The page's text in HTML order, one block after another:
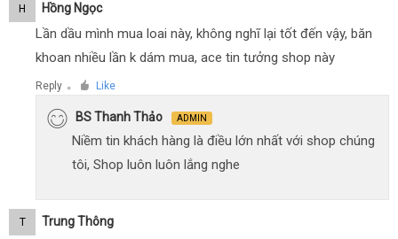
H Hồng Ngọc
Lần dầu mình mua loai này, không nghĩ lại tốt đến vậy, băn
khoan nhiều lần k dám mua, ace tin tưởng shop này
Reply ● Like
BS Thanh Thảo ADMIN
Niềm tin khách hàng là điều lớn nhất với shop chúng
tôi, Shop luôn luôn lắng nghe
T Trung Thông